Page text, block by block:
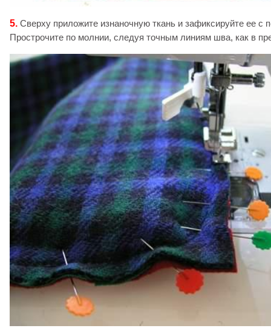
5. Сверху приложите изнаночную ткань и зафиксируйте ее с
Прострочите по молнии, следуя точным линиям шва, как в